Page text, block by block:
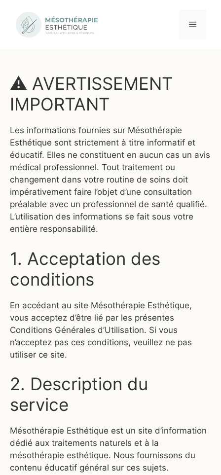
contenu
Menu
⚠️ AVERTISSEMENT
IMPORTANT
Les informations fournies sur Mésothérapie
Esthétique sont strictement à titre informatif et
éducatif. Elles ne constituent en aucun cas un avis
médical professionnel. Tout traitement ou
changement dans votre routine de soins doit
impérativement faire l’objet d’une consultation
préalable avec un professionnel de santé qualifié.
L’utilisation des informations se fait sous votre
entière responsabilité.
1. Acceptation des
conditions
En accédant au site Mésothérapie Esthétique,
vous acceptez d’être lié par les présentes
Conditions Générales d’Utilisation. Si vous
n’acceptez pas ces conditions, veuillez ne pas
utiliser ce site.
2. Description du
service
Mésothérapie Esthétique est un site d’information
dédié aux traitements naturels et à la
mésothérapie esthétique. Nous fournissons du
contenu éducatif général sur ces sujets.